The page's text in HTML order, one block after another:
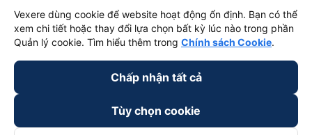
Vexere dùng cookie để website hoạt động ổn định. Bạn có thể
xem chi tiết hoặc thay đổi lựa chọn bất kỳ lúc nào trong phần
Quản lý cookie. Tìm hiểu thêm trong Chính sách Cookie.
Chấp nhận tất cả
Tùy chọn cookie